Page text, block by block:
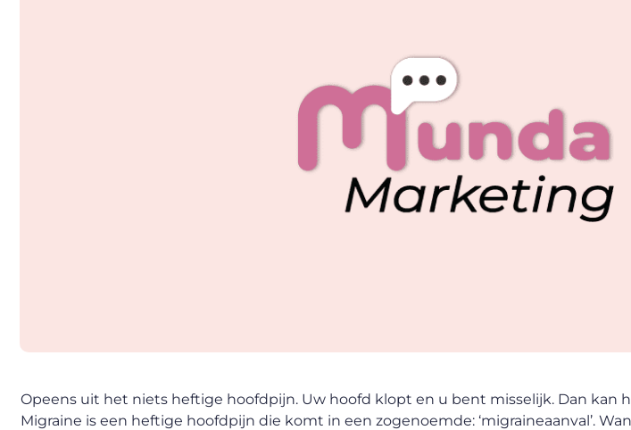
Opeens uit het niets heftige hoofdpijn. Uw hoofd klopt en u bent misselijk. Dan kan
Migraine is een heftige hoofdpijn die komt in een zogenoemde: ‘migraineaanval’.